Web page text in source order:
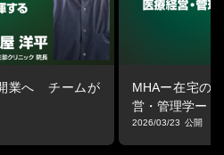
用した事例
ス?在宅専科 部長／医師採用支援歴1
業へ チームが
MHAー在宅の
営・管理学ー
2026/03/23